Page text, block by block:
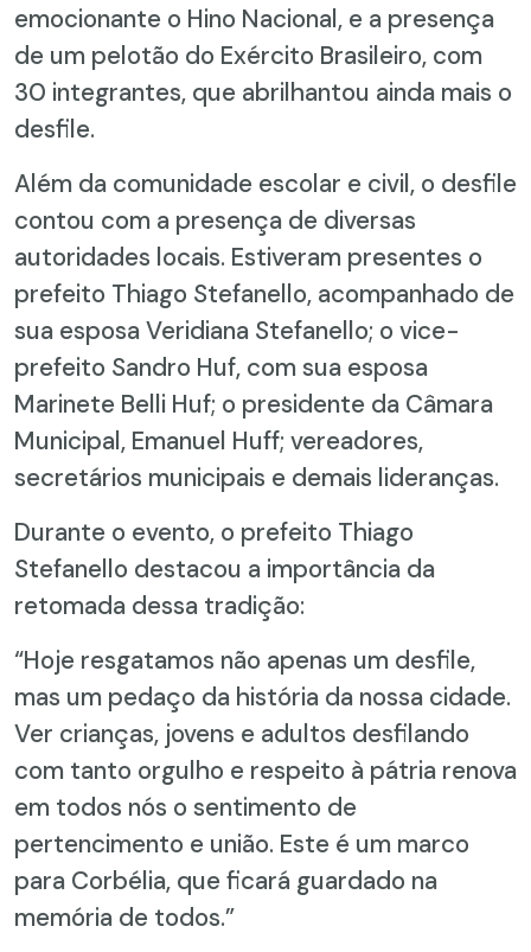
emocionante o Hino Nacional, e a presença
de um pelotão do Exército Brasileiro, com
30 integrantes, que abrilhantou ainda mais o
desfile.
Além da comunidade escolar e civil, o desfile
contou com a presença de diversas
autoridades locais. Estiveram presentes o
prefeito Thiago Stefanello, acompanhado de
sua esposa Veridiana Stefanello; o vice-
prefeito Sandro Huf, com sua esposa
Marinete Belli Huf; o presidente da Câmara
Municipal, Emanuel Huff; vereadores,
secretários municipais e demais lideranças.
Durante o evento, o prefeito Thiago
Stefanello destacou a importância da
retomada dessa tradição:
“Hoje resgatamos não apenas um desfile,
mas um pedaço da história da nossa cidade.
Ver crianças, jovens e adultos desfilando
com tanto orgulho e respeito à pátria renova
em todos nós o sentimento de
pertencimento e união. Este é um marco
para Corbélia, que ficará guardado na
memória de todos.”